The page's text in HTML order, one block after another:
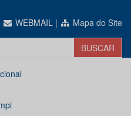
WEBMAIL | Mapa do Site